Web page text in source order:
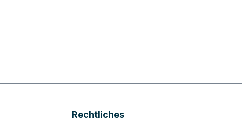
Rechtliches